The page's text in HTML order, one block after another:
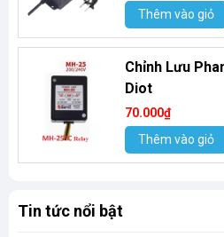
Thêm vào giỏ
Chỉnh Lưu
Diot
70.000₫
Thêm vào giỏ
Tin tức nổi bật